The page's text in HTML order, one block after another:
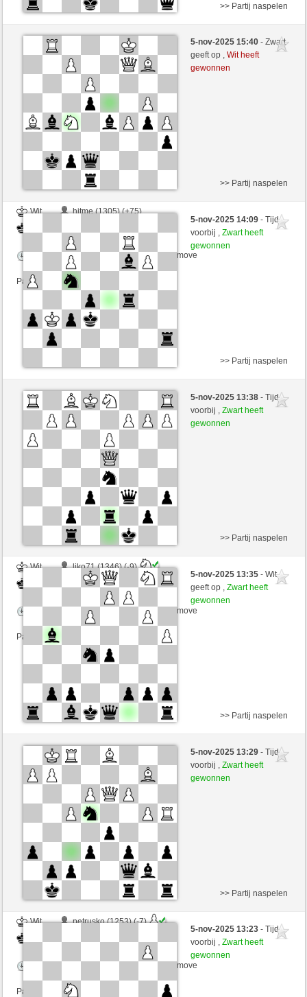
Wit
Anonymous
Zwart
tutmirnichtleid (1498)
Speelduur: 2 minutes/side + 0 seconds/move
>> Partij naspelen
5-nov-2025 15:40- Zwart
geeft op ,Wit heeft
gewonnen
Wit
hitme (1305) (+75)
Speelduur: 2 minutes/side + 0 seconds/move
Partij telt mee voor de ranglijst
>> Partij naspelen
5-nov-2025 14:09- Tijd
voorbij ,Zwart heeft
gewonnen
Wit
imed10 (1375) (-10)
Zwart
tutmirnichtleid (1522) (+17)
Speelduur: 2 minutes/side + 0 seconds/move
Partij telt mee voor de ranglijst
>> Partij naspelen
5-nov-2025 13:38- Tijd
voorbij ,Zwart heeft
gewonnen
Wit
liko71 (1346) (-9)
tutmirnichtleid (1504) (+18)
Speelduur: 2 minutes/side + 0 seconds/move
Partij telt mee voor de ranglijst
>> Partij naspelen
5-nov-2025 13:35- Wit
geeft op ,Zwart heeft
gewonnen
Wit
Marvella (1341) (-10)
Zwart
tutmirnichtleid (1484) (+20)
Speelduur: 2 minutes/side + 0 seconds/move
Partij telt mee voor de ranglijst
>> Partij naspelen
5-nov-2025 13:29- Tijd
voorbij ,Zwart heeft
gewonnen
Wit
petrusko (1253) (-7)
Speelduur: 2 minutes/side + 0 seconds/move
Partij telt mee voor de ranglijst
>> Partij naspelen
5-nov-2025 13:23- Tijd
voorbij ,Zwart heeft
gewonnen